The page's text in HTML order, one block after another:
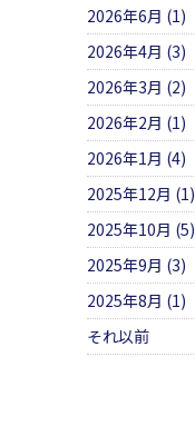
2026年6月 (1)
2026年4月 (3)
2026年3月 (2)
2026年2月 (1)
2026年1月 (4)
2025年12月 (1)
2025年10月 (5)
2025年9月 (3)
2025年8月 (1)
それ以前